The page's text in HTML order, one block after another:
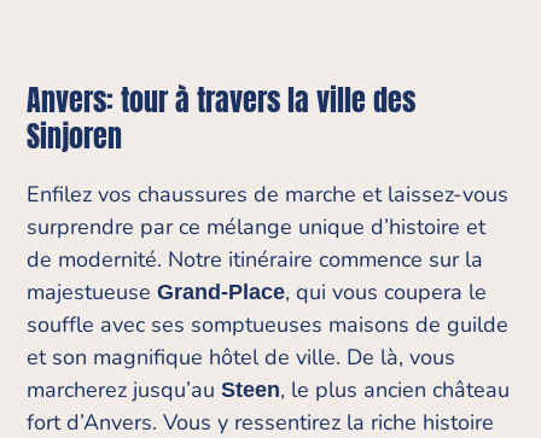
Anvers: tour à travers la ville des
Sinjoren
Enfilez vos chaussures de marche et laissez-vous
surprendre par ce mélange unique d’histoire et
de modernité. Notre itinéraire commence sur la
majestueuseGrand-Place, qui vous coupera le
souffle avec ses somptueuses maisons de guilde
et son magnifique hôtel de ville. De là, vous
marcherez jusqu’auSteen, le plus ancien château
fort d’Anvers. Vous y ressentirez la riche histoire